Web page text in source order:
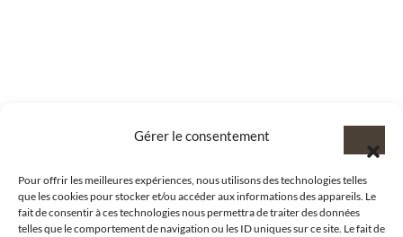
Gérer le consentement
Pour offrir les meilleures expériences, nous utilisons des technologies telles
que les cookies pour stocker et/ou accéder aux informations des appareils. Le
fait de consentir à ces technologies nous permettra de traiter des données
telles que le comportement de navigation ou les ID uniques sur ce site. Le fait de